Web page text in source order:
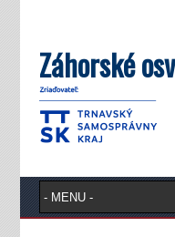
Záhorské